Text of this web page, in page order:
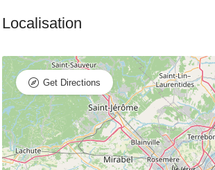
Get Directions